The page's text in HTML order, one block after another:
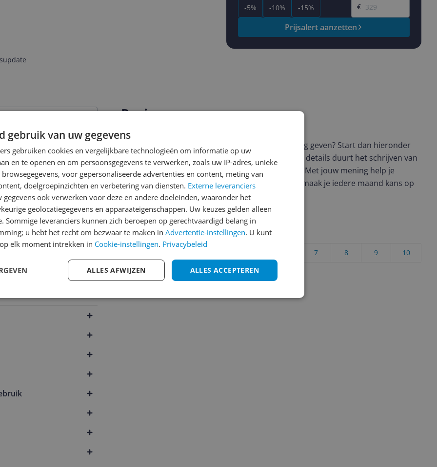
-5% -10% -15%
€
Prijsalert aanzetten
OLED
Reviews
Heb jij dit product in bezit en wil je graag je mening geven? Start dan hieronder
met het schrijven van je review. Afhankelijk van de details duurt het schrijven van
een review gemiddeld tussen de 3 en 10 minuten. Met jouw mening help je
andere bezoekers een betere keuze te maken én maak je iedere maand kans op
€250,-! Klik hier voor de actievoorwaarden.
Cijfer
Welk cijfer geef jij dit product?
10
9
8
7
Vraag 1 van 4
gebruik van uw gegevens
gebruiken cookies en vergelijkbare technologieën om informatie op uw
en te openen en om persoonsgegevens te verwerken, zoals uw IP-adres, unieke
voor gepersonaliseerde advertenties en content, meting van
doelgroepinzichten en verbetering van diensten. Externe leveranciers
gegevens ook verwerken voor deze en andere doeleinden, waaronder het
geolocatiegegevens en apparaateigenschappen. Uw keuzes gelden alleen
Sommige leveranciers kunnen zich beroepen op gerechtvaardigd belang in
u hebt het recht om bezwaar te maken in Advertentie-instellingen. U kunt
elk moment intrekken in Cookie-instellingen. Privacybeleid
ALLES ACCEPTEREN
ALLES AFWIJZEN